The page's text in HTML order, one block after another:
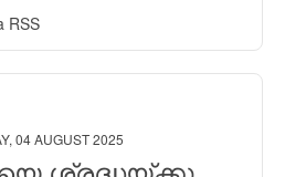
RSS
04 AUGUST 2025